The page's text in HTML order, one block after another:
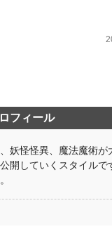
位)
pt (22,877 位)
フィール
妖怪怪異、魔法魔術が
開していくスタイルで